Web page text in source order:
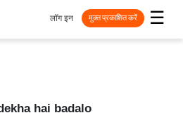
☰
लॉग इन मुक्त प्रकाशित करें
hai badalo